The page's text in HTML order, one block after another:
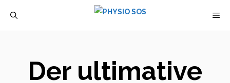
Der ultimative